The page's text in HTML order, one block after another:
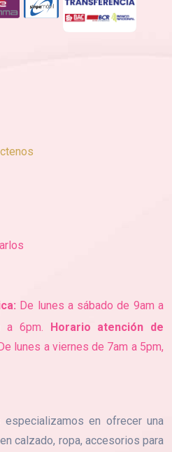
De lunes a sábado de 9am a
a 6pm. Horario atención de
lunes a viernes de 7am a 5pm,
especializamos en ofrecer una
calzado, ropa, accesorios para